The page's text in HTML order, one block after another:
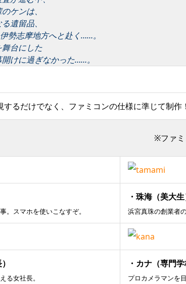
ケンは、
遺留品、
勢志摩地方へと赴く……。
台にした
けに過ぎなかった……。
るだけでなく、ファミコンの仕様に準じて制作！
※ファミ
。スマホを使いこなすぞ。
・珠海（美大生
浜宮真珠の創業者の
る女社長。
・カナ（専門学
プロカメラマンを